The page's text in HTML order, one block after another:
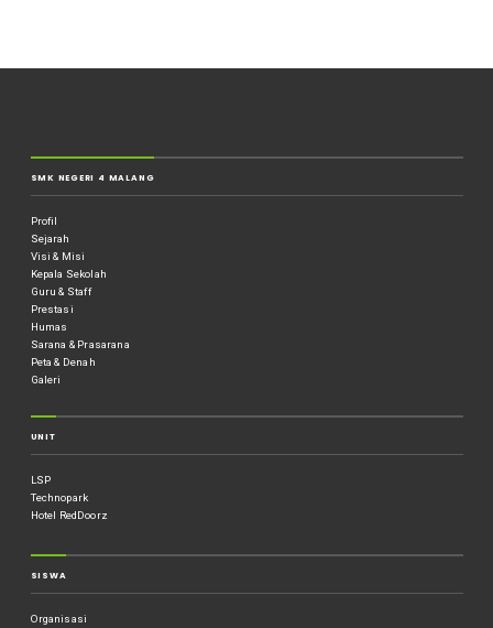
SMK NEGERI 4 MALANG
Profil
Sejarah
Visi & Misi
Kepala Sekolah
Guru & Staff
Prestasi
Humas
Sarana & Prasarana
Peta & Denah
Galeri
UNIT
LSP
Technopark
Hotel RedDoorz
SISWA
Organisasi